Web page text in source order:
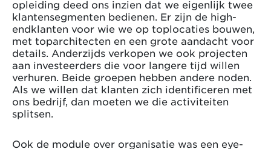
opleiding deed ons inzien dat we eigenlijk twee
klantensegmenten bedienen. Er zijn de high-
endklanten voor wie we op toplocaties bouwen,
met toparchitecten en een grote aandacht voor
details. Anderzijds verkopen we ook projecten
aan investeerders die voor langere tijd willen
verhuren. Beide groepen hebben andere noden.
Als we willen dat klanten zich identificeren met
ons bedrijf, dan moeten we die activiteiten
splitsen.
Ook de module over organisatie was een eye-